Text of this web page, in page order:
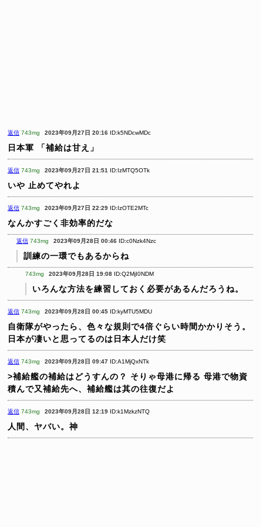
返信 743mg 2023年09月27日 20:16 ID:k5NDcwMDc
日本軍 「補給は甘え」
返信 743mg 2023年09月27日 21:51 ID:IzMTQ5OTk
いや 止めてやれよ
返信 743mg 2023年09月27日 22:29 ID:IzOTE2MTc
なんかすごく非効率的だな
返信 743mg 2023年09月28日 00:46 ID:c0Nzk4Nzc
訓練の一環でもあるからね
743mg 2023年09月28日 19:08 ID:Q2MjI0NDM
いろんな方法を練習しておく必要があるんだろうね。
返信 743mg 2023年09月28日 00:45 ID:kyMTU5MDU
自衛隊がやったら、色々な規則で4倍ぐらい時間かかりそう。
日本が凄いと思ってるのは日本人だけ笑
返信 743mg 2023年09月28日 09:47 ID:A1MjQxNTk
>補給艦の補給はどうすんの？ そりゃ母港に帰る 母港で物資
積んで又補給先へ、補給艦は其の往復だよ
返信 743mg 2023年09月28日 12:19 ID:k1MzkzNTQ
人間、ヤバい。神